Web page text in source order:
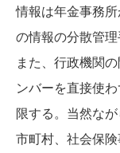
情報は年金事務
の情報の分散管
また、行政機関
ンバーを直接使
限する。当然な
市町村、社会保